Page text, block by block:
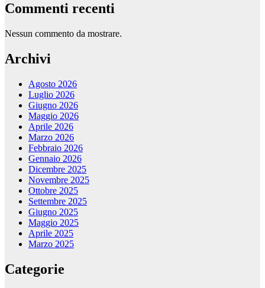
Commenti recenti
Nessun commento da mostrare.
Archivi
Agosto 2026
Luglio 2026
Giugno 2026
Maggio 2026
Aprile 2026
Marzo 2026
Febbraio 2026
Gennaio 2026
Dicembre 2025
Novembre 2025
Ottobre 2025
Settembre 2025
Giugno 2025
Maggio 2025
Aprile 2025
Marzo 2025
Categorie